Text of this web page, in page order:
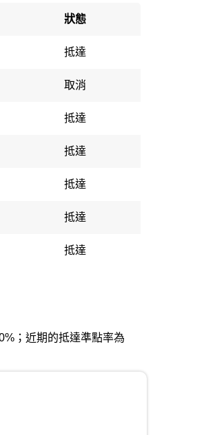
狀態
抵達
取消
抵達
抵達
抵達
抵達
抵達
；近期的抵達準點率為